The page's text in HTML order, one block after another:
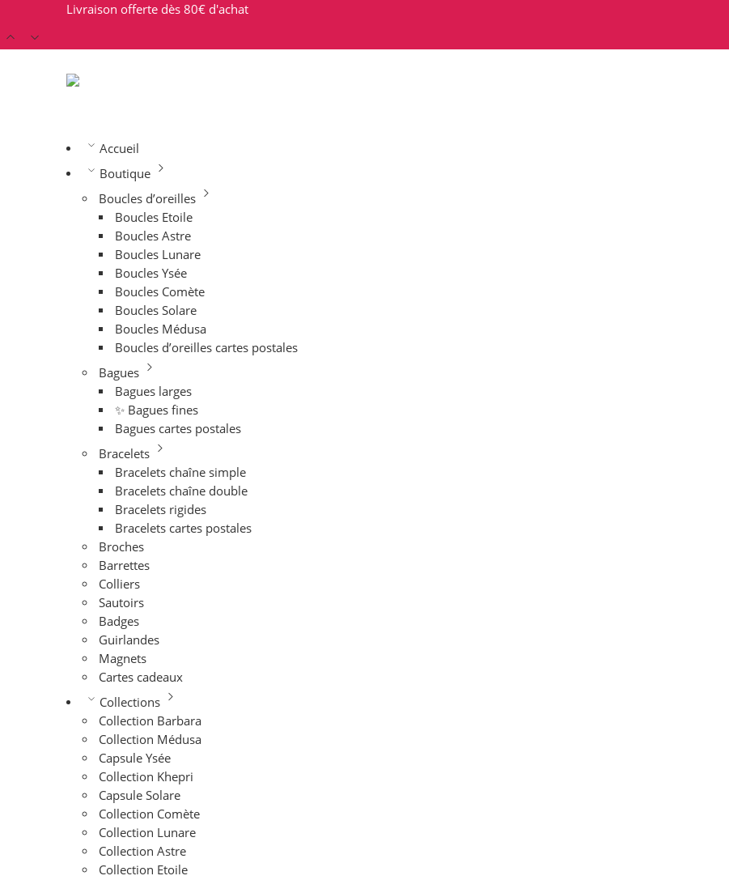
Livraison offerte dès 80€ d'achat
Accueil
Boutique
Boucles d’oreilles
Boucles Etoile
Boucles Astre
Boucles Lunare
Boucles Ysée
Boucles Comète
Boucles Solare
Boucles Médusa
Boucles d’oreilles cartes postales
Bagues
Bagues larges
✨ Bagues fines
Bagues cartes postales
Bracelets
Bracelets chaîne simple
Bracelets chaîne double
Bracelets rigides
Bracelets cartes postales
Broches
Barrettes
Colliers
Sautoirs
Badges
Guirlandes
Magnets
Cartes cadeaux
Collections
Collection Barbara
Collection Médusa
Capsule Ysée
Collection Khepri
Capsule Solare
Collection Comète
Collection Lunare
Collection Astre
Collection Etoile